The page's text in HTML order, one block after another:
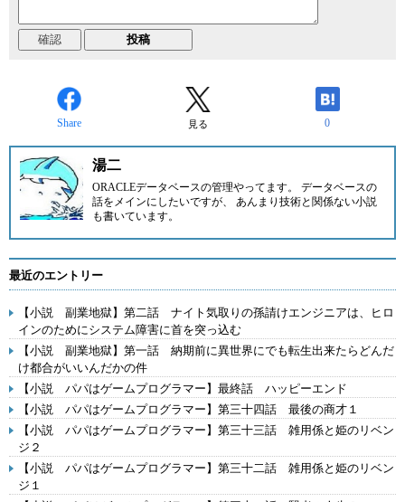
Share 見る 0
湯二
ORACLEデータベースの管理やってます。 データベースの
話をメインにしたいですが、 あんまり技術と関係ない小説
も書いています。
最近のエントリー
【小説 副業地獄】第二話 ナイト気取りの孫請けエンジニアは、ヒロ
インのためにシステム障害に首を突っ込む
【小説 副業地獄】第一話 納期前に異世界にでも転生出来たらどんだ
け都合がいいんだかの件
【小説 パパはゲームプログラマー】最終話 ハッピーエンド
【小説 パパはゲームプログラマー】第三十四話 最後の商才１
【小説 パパはゲームプログラマー】第三十三話 雑用係と姫のリベン
ジ２
【小説 パパはゲームプログラマー】第三十二話 雑用係と姫のリベン
ジ１